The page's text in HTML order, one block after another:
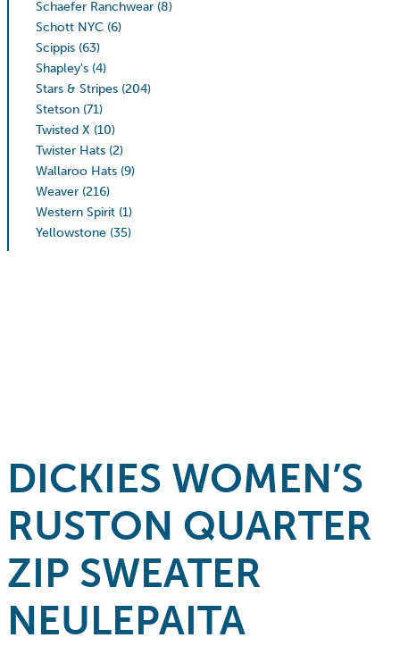
Schaefer Ranchwear (8)
Schott NYC (6)
Scippis (63)
Shapley's (4)
Stars & Stripes (204)
Stetson (71)
Twisted X (10)
Twister Hats (2)
Wallaroo Hats (9)
Weaver (216)
Western Spirit (1)
Yellowstone (35)
DICKIES WOMEN’S
RUSTON QUARTER
ZIP SWEATER
NEULEPAITA